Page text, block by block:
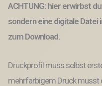
Kerzenständer
Weihnachten
Datei
Vorlage
Besinnlicher
ACHTUNG: hier erwirbst
sondern eine digitale
zum Download.
Druckprofil muss selbst
mehrfarbigem Druck musst